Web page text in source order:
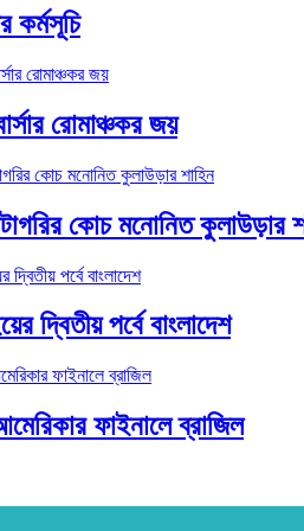
কর্মসূচি
রোমাঞ্চকর জয়
কোচ মনোনিত কুলাউড়ার
দ্বিতীয় পর্বে বাংলাদেশ
ফাইনালে ব্রাজিল